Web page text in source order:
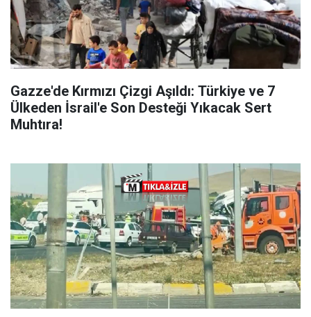
Gazze'de Kırmızı Çizgi Aşıldı: Türkiye ve 7
Ülkeden İsrail'e Son Desteği Yıkacak Sert
Muhtıra!